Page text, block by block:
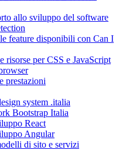
allo sviluppo del software
feature disponibili con Can I
risorse per CSS e JavaScript
prestazioni
system .italia
Bootstrap Italia
React
Angular
di sito e servizi